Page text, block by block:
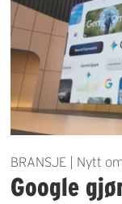
BRANSJE | Nytt
Google